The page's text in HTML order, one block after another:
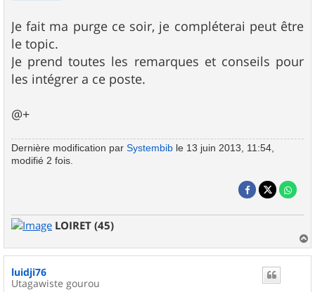
Je fait ma purge ce soir, je compléterai peut être
le topic.
Je prend toutes les remarques et conseils pour
les intégrer a ce poste.
@+
Dernière modification par Systembib le 13 juin 2013, 11:54,
modifié 2 fois.
LOIRET (45)
a
luidji76
Utagawiste gourou